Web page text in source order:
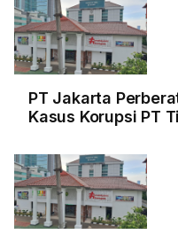
PT Jakarta
Kasus Korupsi PT